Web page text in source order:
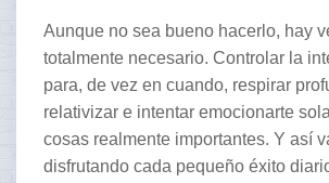
Aunque no sea bueno hacerlo, hay
totalmente necesario. Controlar la
para, de vez en cuando, respirar
relativizar e intentar emocionarte
cosas realmente importantes. Y así
disfrutando cada pequeño éxito